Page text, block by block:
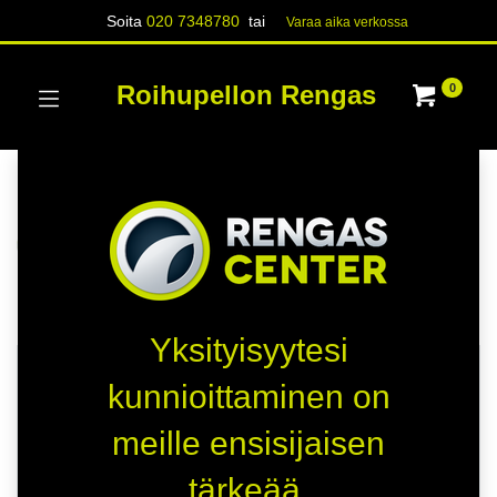
Soita020 7348780 tai Varaa aika verk​​​​ossa
Roihupellon Rengas 0
RENKAAT PAKETTIAUTO
HETI SAATAVILLA
Yksityisyytesi
kunnioittaminen on
meille ensisijaisen